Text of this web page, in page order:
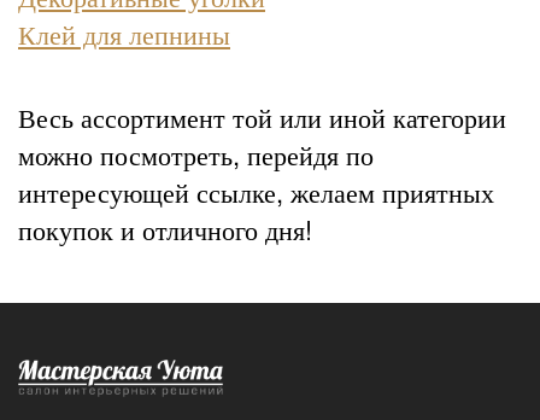
Клей для лепнины
Весь ассортимент той или иной категории
можно посмотреть, перейдя по
интересующей ссылке, желаем приятных
покупок и отличного дня!